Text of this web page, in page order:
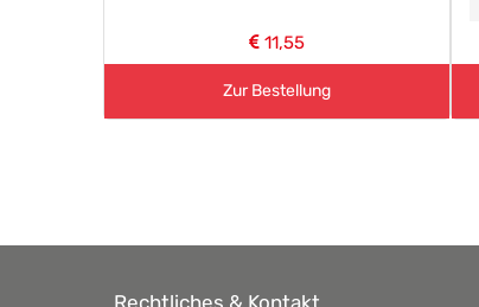
11,55
Zur Bestellung
Rechtliches & Kontakt